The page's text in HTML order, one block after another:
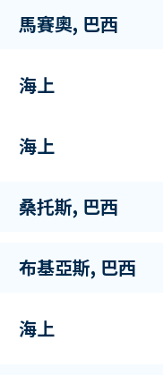
馬賽奧, 巴西
海上
海上
桑托斯, 巴西
布基亞斯, 巴西
海上